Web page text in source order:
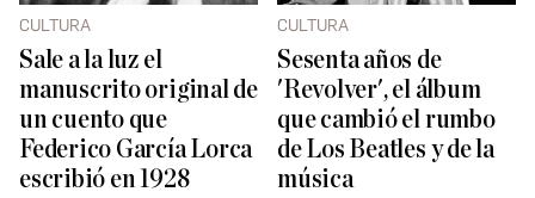
CULTURA
Sale a la luz el
manuscrito original de
un cuento que
Federico García Lorca
escribió en 1928
CULTURA
Sesenta años de
'Revolver', el álbum
que cambió el rumbo
de Los Beatles y de la
música